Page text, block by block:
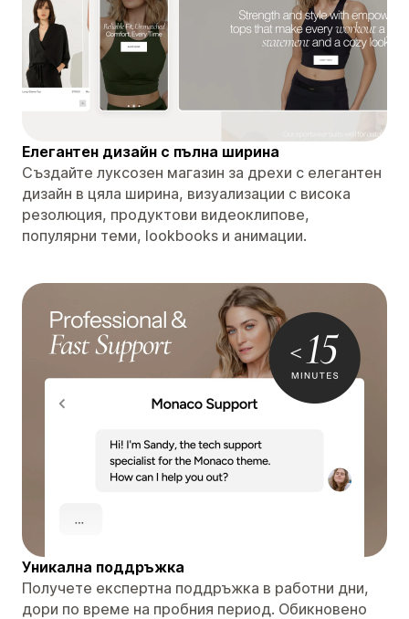
Елегантен дизайн с пълна ширина
Създайте луксозен магазин за дрехи с елегантен
дизайн в цяла ширина, визуализации с висока
резолюция, продуктови видеоклипове,
популярни теми, lookbooks и анимации.
Уникална поддръжка
Получете експертна поддръжка в работни дни,
дори по време на пробния период. Обикновено